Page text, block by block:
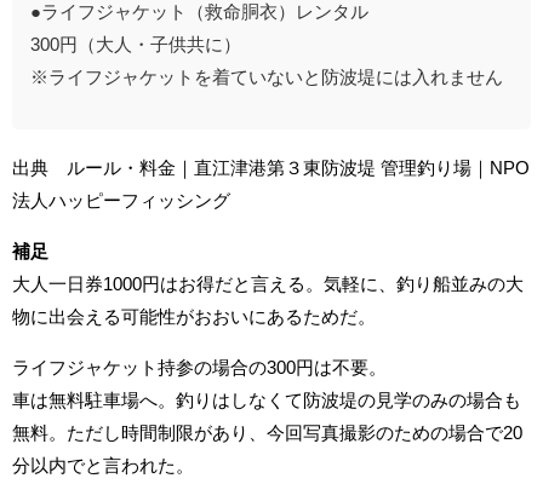
●ライフジャケット（救命胴衣）レンタル
300円（大人・子供共に）
※ライフジャケットを着ていないと防波堤には入れません
出典 ルール・料金｜直江津港第３東防波堤 管理釣り場｜NPO
法人ハッピーフィッシング
補足
大人一日券1000円はお得だと言える。気軽に、釣り船並みの大
物に出会える可能性がおおいにあるためだ。
ライフジャケット持参の場合の300円は不要。
車は無料駐車場へ。釣りはしなくて防波堤の見学のみの場合も
無料。ただし時間制限があり、今回写真撮影のための場合で20
分以内でと言われた。